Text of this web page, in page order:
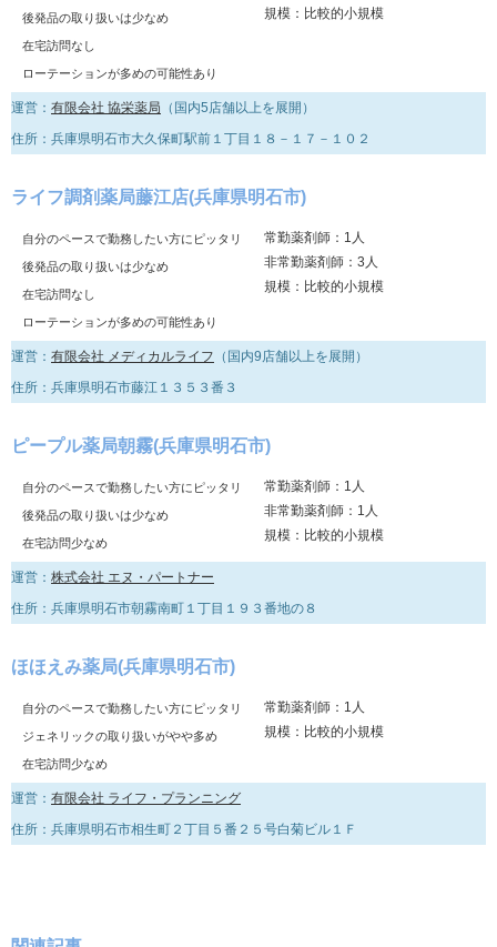
後発品の取り扱いは少なめ
在宅訪問なし
ローテーションが多めの可能性あり
規模：比較的小規模
運営： 有限会社 協栄薬局 （国内5店舗以上を展開）
住所：兵庫県明石市大久保町駅前１丁目１８－１７－１０２
ライフ調剤薬局藤江店(兵庫県明石市)
自分のペースで勤務したい方にピッタリ
後発品の取り扱いは少なめ
在宅訪問なし
ローテーションが多めの可能性あり
常勤薬剤師：1人
非常勤薬剤師：3人
規模：比較的小規模
運営： 有限会社 メディカルライフ （国内9店舗以上を展開）
住所：兵庫県明石市藤江１３５３番３
ピープル薬局朝霧(兵庫県明石市)
自分のペースで勤務したい方にピッタリ
後発品の取り扱いは少なめ
在宅訪問少なめ
常勤薬剤師：1人
非常勤薬剤師：1人
規模：比較的小規模
運営： 株式会社 エヌ・パートナー
住所：兵庫県明石市朝霧南町１丁目１９３番地の８
ほほえみ薬局(兵庫県明石市)
自分のペースで勤務したい方にピッタリ
ジェネリックの取り扱いがやや多め
在宅訪問少なめ
常勤薬剤師：1人
規模：比較的小規模
運営： 有限会社 ライフ・プランニング
住所：兵庫県明石市相生町２丁目５番２５号白菊ビル１Ｆ